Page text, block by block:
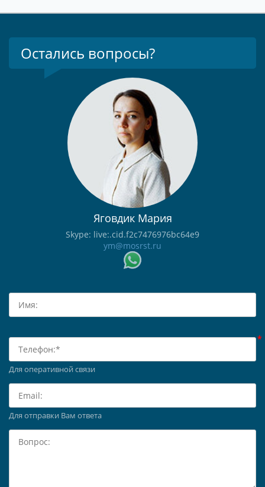
Остались вопросы?
Яговдик Мария
Skype: live:.cid.f2c7476976bc64e9
ym@mosrst.ru
Для оперативной связи
Для отправки Вам ответа